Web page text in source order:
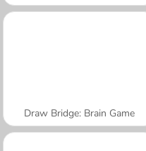
Draw Bridge: Brain Game